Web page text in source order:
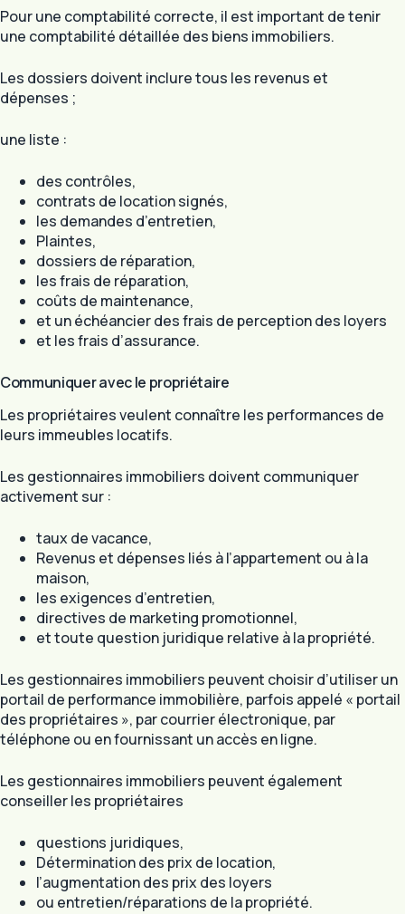
Pour une comptabilité correcte, il est important de tenir
une comptabilité détaillée des biens immobiliers.
Les dossiers doivent inclure tous les revenus et
dépenses ;
une liste :
des contrôles,
contrats de location signés,
les demandes d’entretien,
Plaintes,
dossiers de réparation,
les frais de réparation,
coûts de maintenance,
et un échéancier des frais de perception des loyers
et les frais d’assurance.
Communiquer avec le propriétaire
Les propriétaires veulent connaître les performances de
leurs immeubles locatifs.
Les gestionnaires immobiliers doivent communiquer
activement sur :
taux de vacance,
Revenus et dépenses liés à l’appartement ou à la
maison,
les exigences d’entretien,
directives de marketing promotionnel,
et toute question juridique relative à la propriété.
Les gestionnaires immobiliers peuvent choisir d’utiliser un
portail de performance immobilière, parfois appelé « portail
des propriétaires », par courrier électronique, par
téléphone ou en fournissant un accès en ligne.
Les gestionnaires immobiliers peuvent également
conseiller les propriétaires
questions juridiques,
Détermination des prix de location,
l’augmentation des prix des loyers
ou entretien/réparations de la propriété.